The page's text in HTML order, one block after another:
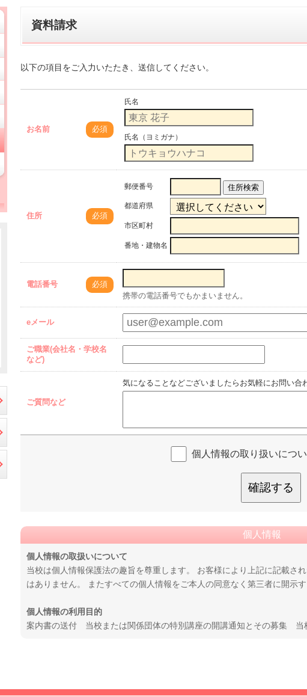
資料請求
以下の項目をご入力いたたき、送信してください。
お名前 必須
氏名
氏名（ヨミガナ）
住所 必須
郵便番号 住所検索
都道府県
市区町村
番地・建物名
電話番号
必須
携帯の電話番号でもかまいません。
eメール
ご職業(会社名・学校名
など)
ご質問など
気になることなどございましたらお気軽にお問い合
個人情報の取り扱いにつ
確認する
個人情報
個人情報の取扱いについて
当校は個人情報保護法の趣旨を尊重します。 お客様により上記に記載さ
はありません。 またすべての個人情報をご本人の同意なく第三者に開示す
個人情報の利用目的
案内書の送付 当校または関係団体の特別講座の開講通知とその募集 当